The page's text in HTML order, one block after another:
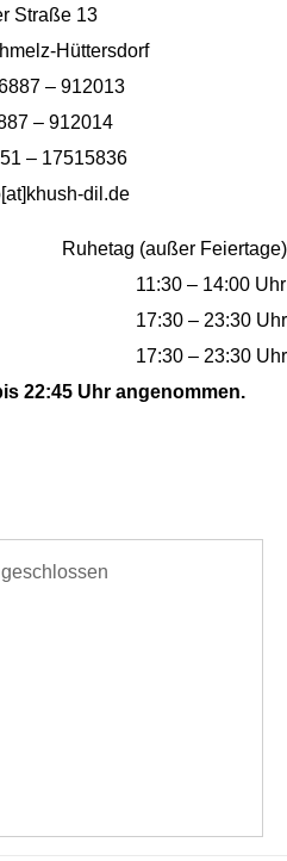
Straße 13
Hüttersdorf
– 912013
– 912014
– 17515836
dil.de
Ruhetag (außer Feiertage)
11:30 – 14:00 Uhr
17:30 – 23:30 Uhr
17:30 – 23:30 Uhr
22:45 Uhr angenommen.